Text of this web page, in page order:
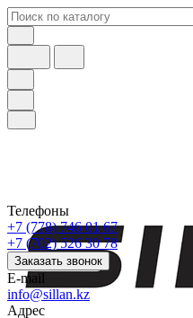
Телефоны
+7 (778) 746 01 67
+7 (702) 526 30 78
Заказать звонок
E-mail
info@sillan.kz
Адрес